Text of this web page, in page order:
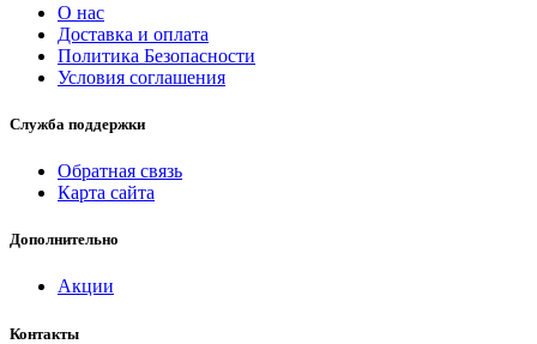
О нас
Доставка и оплата
Политика Безопасности
Условия соглашения
Служба поддержки
Обратная связь
Карта сайта
Дополнительно
Акции
Контакты